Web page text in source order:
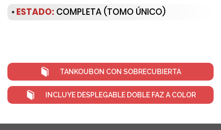
• ESTADO: COMPLETA (TOMO ÚNICO)
TANKOUBON CON SOBRECUBIERTA
INCLUYE DESPLEGABLE DOBLE FAZ A COLOR